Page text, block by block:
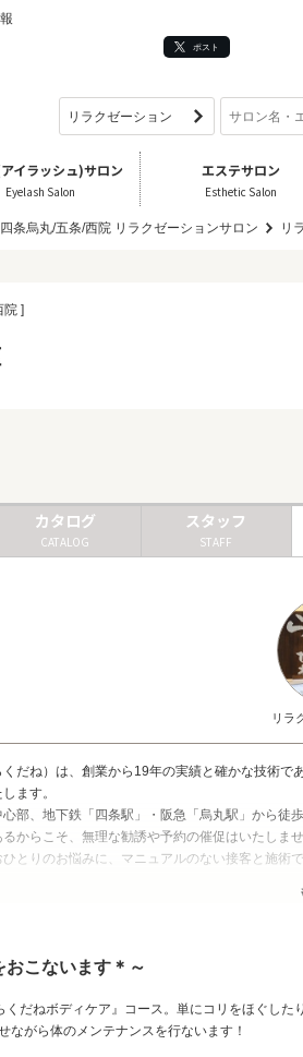
ポスト
イラッシュ)サロン
Eyelash Salon
エステサロン
Esthetic Salon
四条烏丸/五条/西院 リラクゼーションサロン リ
院 ]
カタログ
CATALOG
スタッフ
STAFF
リラ
くだね）は、創業から19年の実績と確かな技術
ます。
部、地下鉄「四条駅」・阪急「烏丸駅」から徒
からこそ、無理な勧誘や予約の催促はいたしませ
ひとりのお悩みに、マニュアルのない接客と施術
こないます＊～
だねボディケア』コース。単にコリをほぐし
がら体のメンテナンスを行ないます！